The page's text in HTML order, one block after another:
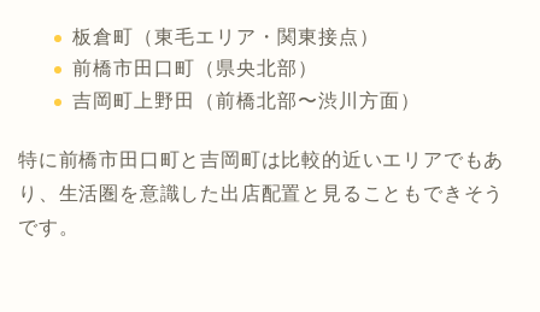
板倉町（東毛エリア・関東接点）
前橋市田口町（県央北部）
吉岡町上野田（前橋北部〜渋川方面）
特に前橋市田口町と吉岡町は比較的近いエリアでもあ
り、生活圏を意識した出店配置と見ることもできそう
です。